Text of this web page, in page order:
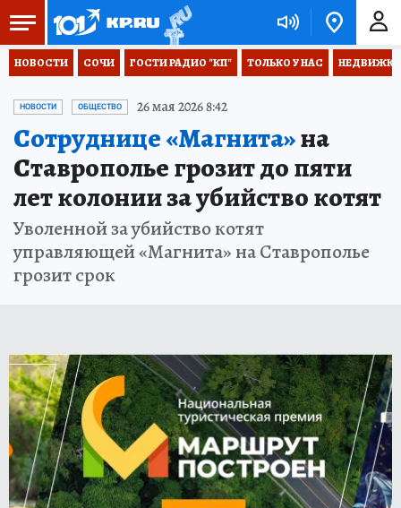
НОВОСТИ СОЧИ ГОСТИ РАДИО "КП" ТОЛЬКО У НАС НЕДВИЖКА
НОВОСТИ ОБЩЕСТВО 26 мая 2026 8:42
Сотруднице «Магнита»на
Ставрополье грозит до пяти
лет колонии за убийство котят
Уволенной за убийство котят
управляющей «Магнита» на Ставрополье
грозит срок